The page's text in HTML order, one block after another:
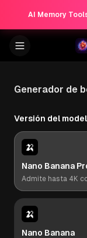
Generador de
Versión del
🍌
Nano Banana
Admite hasta 4K
🍌
Nano Banana